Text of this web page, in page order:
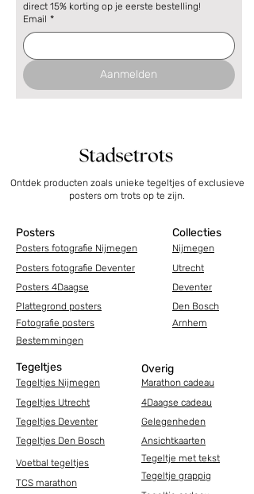
direct 15% korting op je eerste bestelling!
Email *
Aanmelden
Ontdek producten zoals unieke tegeltjes of exclusieve
posters om trots op te zijn.
Posters
Posters fotografie Nijmegen
Collecties
Nijmegen
Posters fotografie Deventer
Utrecht
Posters 4Daagse
Deventer
Den Bosch
Plattegrond posters
Arnhem
Fotografie posters
Bestemmingen
Tegeltjes Overig
Tegeltjes Nijmegen
Marathon cadeau
Tegeltjes Utrecht
4Daagse cadeau
Tegeltjes Deventer
Gelegenheden
Tegeltjes Den Bosch
Ansichtkaarten
Voetbal tegeltjes
Tegeltje met tekst
Tegeltje grappig
TCS marathon